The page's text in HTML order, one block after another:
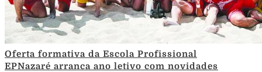
Oferta formativa da Escola Profissional
EPNazaré arranca ano letivo com novidades